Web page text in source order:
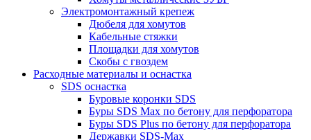
Электромонтажный крепеж
Дюбеля для хомутов
Кабельные стяжки
Площадки для хомутов
Скобы с гвоздем
Расходные материалы и оснастка
SDS оснастка
Буровые коронки SDS
Буры SDS Max по бетону для перфоратора
Буры SDS Plus по бетону для перфоратора
Державки SDS-Max